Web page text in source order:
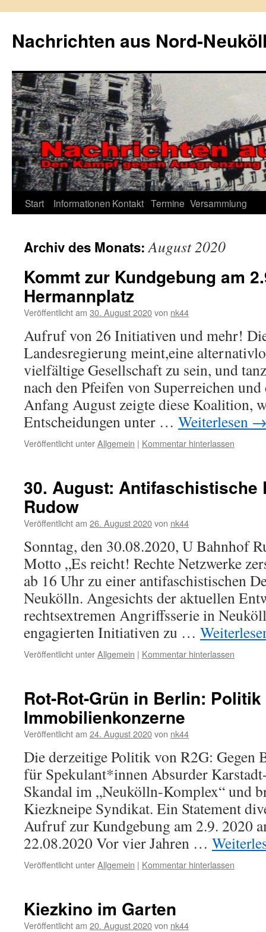
springen
Nachrichten aus Nord-
Start Informationen Kontakt Termine Versammlung
Archiv des Monats:August 2020
Kommt zur Kundgebung am
Hermannplatz
Veröffentlicht am 30. August 2020von nk44
Aufruf von 26 Initiativen und mehr!
Landesregierung meint,eine
vielfältige Gesellschaft zu sein, und
nach den Pfeifen von Superreichen und
Anfang August zeigte diese Koalition,
Entscheidungen unter … Weiterlesen
Veröffentlicht unterAllgemein | Kommentar hinterlassen
30. August: Antifaschistische
Rudow
Veröffentlicht am 26. August 2020von nk44
Sonntag, den 30.08.2020, U Bahnhof
Motto „Es reicht! Rechte Netzwerke
ab 16 Uhr zu einer antifaschistischen
Neukölln. Angesichts der aktuellen
rechtsextremen Angriffsserie in
engagierten Initiativen zu …
Veröffentlicht unterAllgemein | Kommentar hinterlassen
Rot-Rot-Grün in Berlin:
Immobilienkonzerne
Veröffentlicht am 24. August 2020von nk44
Die derzeitige Politik von R2G: Gegen
für Spekulant*innen Absurder
Skandal im „Neukölln-Komplex“ und
Kiezkneipe Syndikat. Ein Statement
Aufruf zur Kundgebung am 2.9. 2020
22.08.2020 Vor vier Jahren …
Veröffentlicht unterAllgemein | Kommentar hinterlassen
Kiezkino im Garten
Veröffentlicht am 20. August 2020von nk44